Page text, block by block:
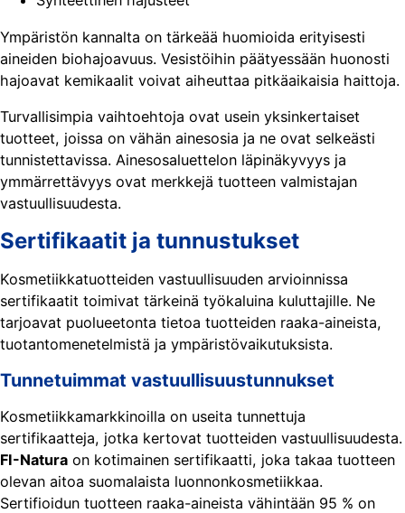
Ympäristön kannalta on tärkeää huomioida erityisesti
aineiden biohajoavuus. Vesistöihin päätyessään huonosti
hajoavat kemikaalit voivat aiheuttaa pitkäaikaisia haittoja.
Turvallisimpia vaihtoehtoja ovat usein yksinkertaiset
tuotteet, joissa on vähän ainesosia ja ne ovat selkeästi
tunnistettavissa. Ainesosaluettelon läpinäkyvyys ja
ymmärrettävyys ovat merkkejä tuotteen valmistajan
vastuullisuudesta.
Sertifikaatit ja tunnustukset
Kosmetiikkatuotteiden vastuullisuuden arvioinnissa
sertifikaatit toimivat tärkeinä työkaluina kuluttajille. Ne
tarjoavat puolueetonta tietoa tuotteiden raaka-aineista,
tuotantomenetelmistä ja ympäristövaikutuksista.
Tunnetuimmat vastuullisuustunnukset
Kosmetiikkamarkkinoilla on useita tunnettuja
sertifikaatteja, jotka kertovat tuotteiden vastuullisuudesta.
FI-Natura on kotimainen sertifikaatti, joka takaa tuotteen
olevan aitoa suomalaista luonnonkosmetiikkaa.
Sertifioidun tuotteen raaka-aineista vähintään 95 % on